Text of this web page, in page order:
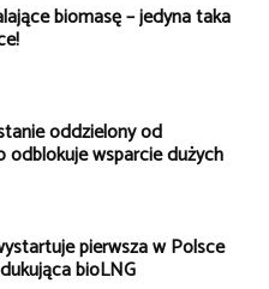
biomasę – jedyna taka
oddzielony od
odblokuje wsparcie dużych
pierwsza w Polsce
bioLNG